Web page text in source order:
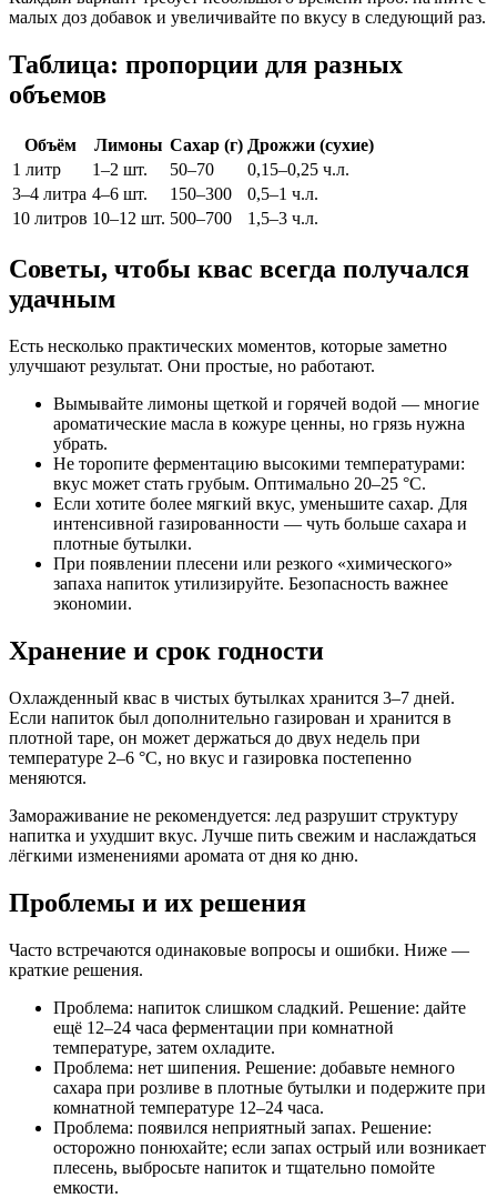
малых доз добавок и увеличивайте по вкусу в следующий раз.
Таблица: пропорции для разных
объемов
Объём Лимоны Сахар (г) Дрожжи (сухие)
1 литр
1–2 шт. 50–70
0,15–0,25 ч.л.
3–4 литра 4–6 шт. 150–300
0,5–1 ч.л.
10 литров 10–12 шт. 500–700 1,5–3 ч.л.
Советы, чтобы квас всегда получался
удачным
Есть несколько практических моментов, которые заметно
улучшают результат. Они простые, но работают.
Вымывайте лимоны щеткой и горячей водой — многие
ароматические масла в кожуре ценны, но грязь нужна
убрать.
Не торопите ферментацию высокими температурами:
вкус может стать грубым. Оптимально 20–25 °C.
Если хотите более мягкий вкус, уменьшите сахар. Для
интенсивной газированности — чуть больше сахара и
плотные бутылки.
При появлении плесени или резкого «химического»
запаха напиток утилизируйте. Безопасность важнее
экономии.
Хранение и срок годности
Охлажденный квас в чистых бутылках хранится 3–7 дней.
Если напиток был дополнительно газирован и хранится в
плотной таре, он может держаться до двух недель при
температуре 2–6 °C, но вкус и газировка постепенно
меняются.
Замораживание не рекомендуется: лед разрушит структуру
напитка и ухудшит вкус. Лучше пить свежим и наслаждаться
лёгкими изменениями аромата от дня ко дню.
Проблемы и их решения
Часто встречаются одинаковые вопросы и ошибки. Ниже —
краткие решения.
Проблема: напиток слишком сладкий. Решение: дайте
ещё 12–24 часа ферментации при комнатной
температуре, затем охладите.
Проблема: нет шипения. Решение: добавьте немного
сахара при розливе в плотные бутылки и подержите при
комнатной температуре 12–24 часа.
Проблема: появился неприятный запах. Решение:
осторожно понюхайте; если запах острый или возникает
плесень, выбросьте напиток и тщательно помойте
емкости.